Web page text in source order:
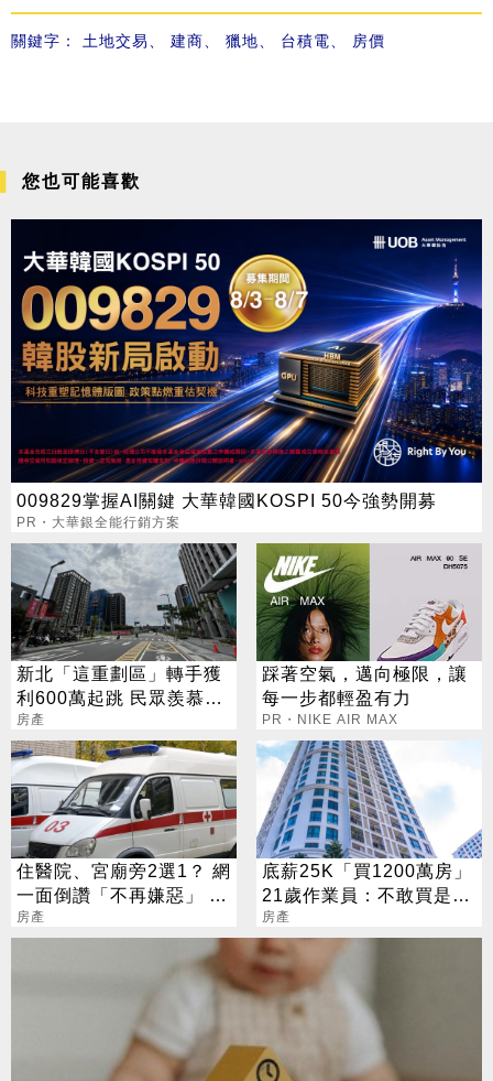
關鍵字： 土地交易 建商 獵地 台積電 房價
您也可能喜歡
009829掌握AI關鍵 大華韓國KOSPI 50今強勢開募
PR・大華銀全能行銷方案
新北「這重劃區」轉手獲
利600萬起跳 民眾羨慕：
有錢也想買
房產
踩著空氣，邁向極限，讓
每一步都輕盈有力
PR・NIKE AIR MAX
住醫院、宮廟旁2選1？ 網
一面倒讚「不再嫌惡」 揭
一隱藏優勢
房產
底薪25K「買1200萬房」
21歲作業員：不敢買是覺
悟不夠
房產